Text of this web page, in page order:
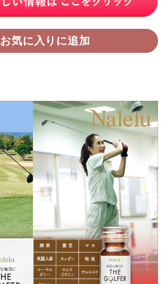
お気に入りに追加